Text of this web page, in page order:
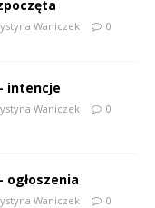
Waniczek 0
intencje
Waniczek 0
ogłoszenia
Waniczek 0